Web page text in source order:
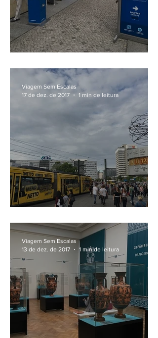
Viagem Sem Escalas
17 de dez. de 2017
1 min de leitura
Viagem Sem Escalas
13 de dez. de 2017
1 min de leitura